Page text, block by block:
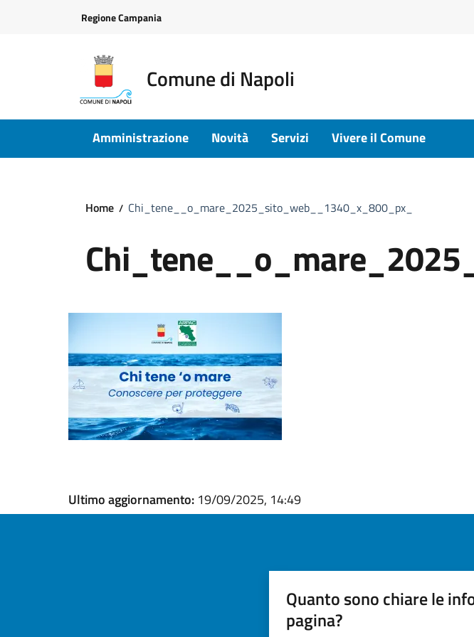
Regione Campania
Comune di Napoli
Amministrazione Novità Servizi Vivere il Comune
Home Chi_tene__o_mare_2025_sito_web__1340_x_800_px_
Ultimo aggiornamento: 19/09/2025, 14:49
Quanto sono chiare le
pagina?